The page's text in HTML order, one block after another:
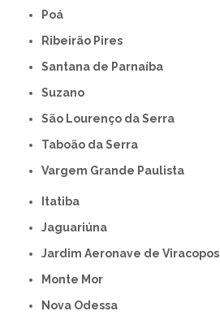
Poá
Ribeirão Pires
Santana de Parnaíba
Suzano
São Lourenço da Serra
Taboão da Serra
Vargem Grande Paulista
Itatiba
Jaguariúna
Jardim Aeronave de Viracopos
Monte Mor
Nova Odessa